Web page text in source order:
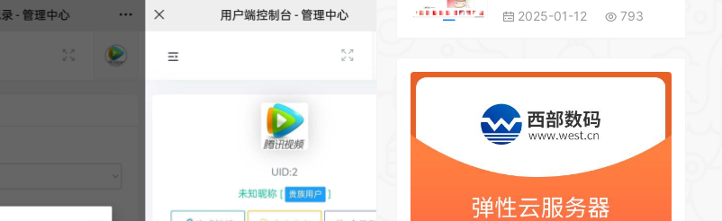
2025-01-12 793